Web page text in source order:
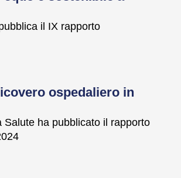
il IX rapporto
ospedaliero in
Salute ha pubblicato il rapporto